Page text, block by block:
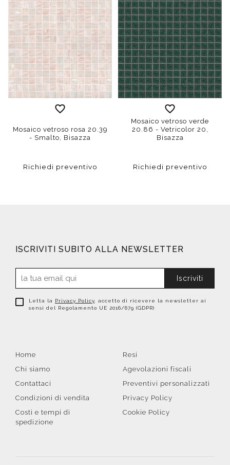
Mosaico vetroso rosa 20.39
- Smalto, Bisazza
Richiedi preventivo
Mosaico vetroso verde
20.86 - Vetricolor 20,
Bisazza
Richiedi preventivo
ISCRIVITI SUBITO ALLA NEWSLETTER
Iscriviti
Letta la Privacy Policy , accetto di ricevere la newsletter ai
sensi del Regolamento UE 2016/679 (GDPR)
Home
Chi siamo
Contattaci
Condizioni di vendita
Costi e tempi di
spedizione
Resi
Agevolazioni fiscali
Preventivi personalizzati
Privacy Policy
Cookie Policy